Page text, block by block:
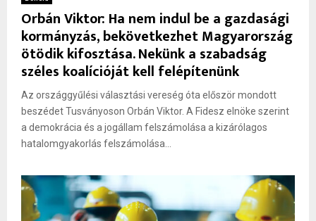
Orbán Viktor: Ha nem indul be a gazdasági
kormányzás, bekövetkezhet Magyarország
ötödik kifosztása. Nekünk a szabadság
széles koalícióját kell felépítenünk
Az országgyűlési választási vereség óta először mondott
beszédet Tusványoson Orbán Viktor. A Fidesz elnöke szerint
a demokrácia és a jogállam felszámolása a kizárólagos
hatalomgyakorlás felszámolása...